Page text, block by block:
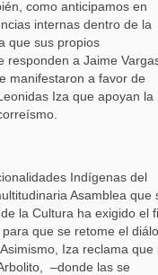
como anticipamos en
internas dentro de la
que sus propios
responden a Jaime
manifestaron a favor de
Iza que apoyan la
Indígenas del
Asamblea que
la Cultura ha exigido el
que se retome el
Iza reclama que
–donde las se